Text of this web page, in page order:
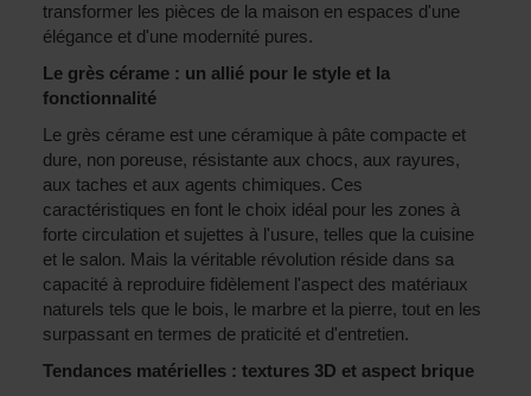
transformer les pièces de la maison en espaces d'une
élégance et d'une modernité pures.
Le grès cérame : un allié pour le style et la
fonctionnalité
Le grès cérame est une céramique à pâte compacte et
dure, non poreuse, résistante aux chocs, aux rayures,
aux taches et aux agents chimiques. Ces
caractéristiques en font le choix idéal pour les zones à
forte circulation et sujettes à l'usure, telles que la cuisine
et le salon. Mais la véritable révolution réside dans sa
capacité à reproduire fidèlement l'aspect des matériaux
naturels tels que le bois, le marbre et la pierre, tout en les
surpassant en termes de praticité et d'entretien.
Tendances matérielles : textures 3D et aspect brique